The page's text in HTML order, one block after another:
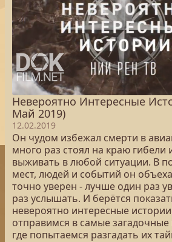
Невероятно Интересные
Май 2019)
12.02.2019
Он чудом избежал смерти в
много раз стоял на краю гибели
выживать в любой ситуации. В
мест, людей и событий он
точно уверен - лучше один раз
раз услышать. И берётся
невероятно интересные
отправимся в самые загадочные
где попытаемся разгадать их